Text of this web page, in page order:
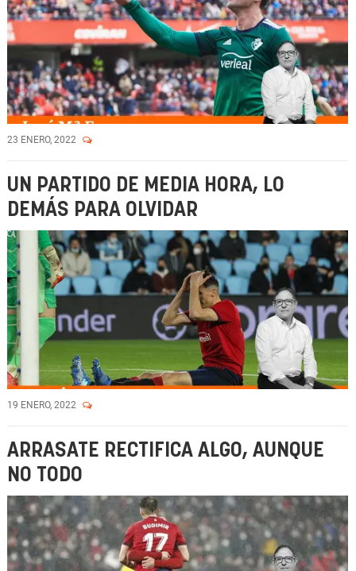
23 ENERO, 2022
UN PARTIDO DE MEDIA HORA, LO
DEMÁS PARA OLVIDAR
19 ENERO, 2022
ARRASATE RECTIFICA ALGO, AUNQUE
NO TODO